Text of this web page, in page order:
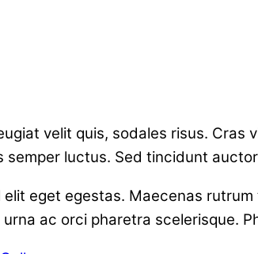
velit quis, sodales risus.
semper luctus. Sed tincidunt
elit eget egestas. Maecenas
ac orci pharetra scelerisque.